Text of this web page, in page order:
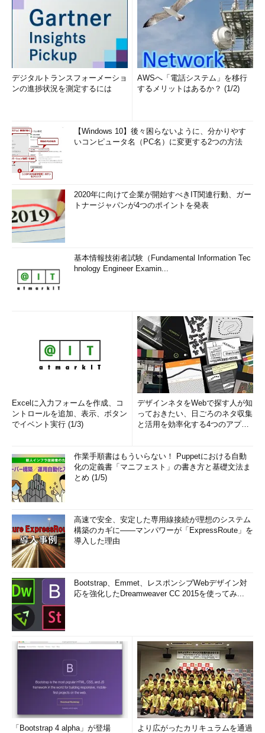
デジタルトランスフォーメーショ
ンの進捗状況を測定するには
AWSへ「電話システム」を移行
するメリットはあるか？ (1/2)
【Windows 10】後々困らないように、分かりやす
いコンピュータ名（PC名）に変更する2つの方法
2020年に向けて企業が開始すべきIT関連行動、ガー
トナージャパンが4つのポイントを発表
基本情報技術者試験（Fundamental Information Tec
hnology Engineer Examin...
Excelに入力フォームを作成、コ
ントロールを追加、表示、ボタン
でイベント実行 (1/3)
デザインネタをWebで探す人が知
っておきたい、日ごろのネタ収集
と活用を効率化する4つのアプリ
作業手順書はもういらない！ Puppetにおける自動
化の定義書「マニフェスト」の書き方と基礎文法ま
とめ (1/5)
高速で安全、安定した専用線接続が理想のシステム
構築のカギに――マンパワーが「ExpressRoute」を
導入した理由
Bootstrap、Emmet、レスポンシブWebデザイン対
応を強化したDreamweaver CC 2015を使ってみ...
「Bootstrap 4 alpha」が登場
より広がったカリキュラムを通過